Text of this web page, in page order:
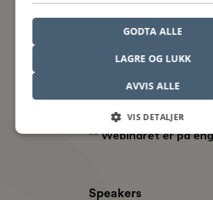
* Ved å melde deg på
aksepterer du at du
påmeldt vårt nyhetsbrev
artikler, veiledninger og
**Webinaret er på
Speakers
LAGRE OG LUKK
GODTA ALLE
AVVIS ALLE
VIS DETALJER